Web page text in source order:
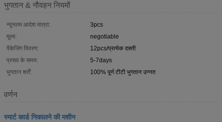
भुगतान & नौवहन नियमों
न्यूनतम आदेश मात्रा:
3pcs
मूल्य:
negotiable
पैकेजिंग विवरण:
12pcs/प्रत्येक दफ़्ती
प्रसव के समय:
5-7days
भुगतान शर्तें:
100% पूर्ण टीटी भुगतान उन्नत
वर्णन
स्मार्ट कार्ड निकालने की मशीन